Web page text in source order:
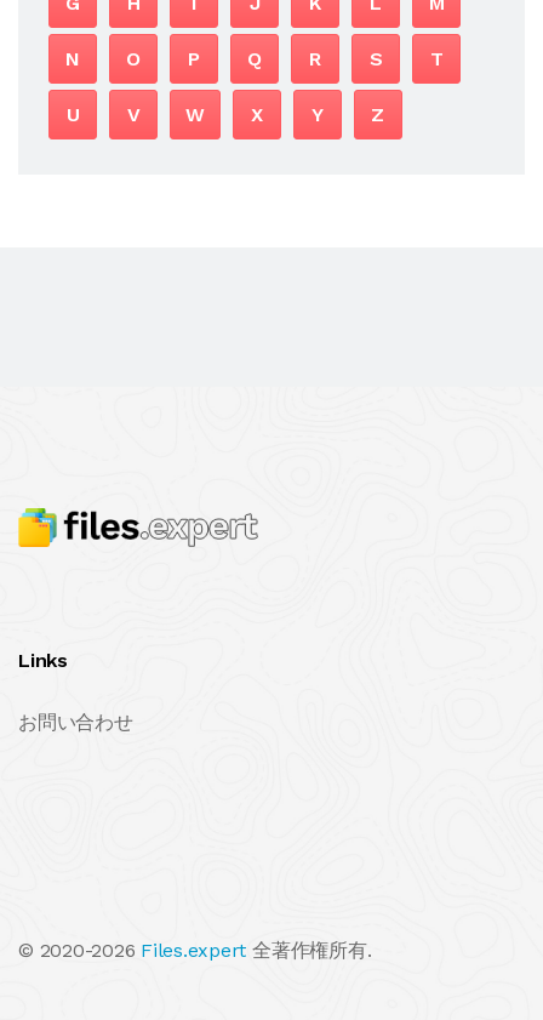
N O P Q R S T
U V W X Y Z
Links
お問い合わせ
© 2020-2026 Files.expert 全著作権所有.